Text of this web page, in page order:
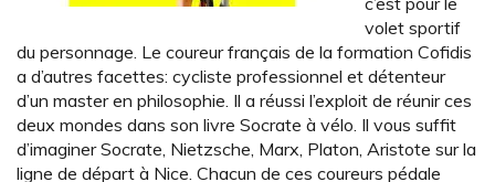
volet sportif
du personnage. Le coureur français de la formation Cofidis
a d’autres facettes: cycliste professionnel et détenteur
d’un master en philosophie. Il a réussi l’exploit de réunir ces
deux mondes dans son livre Socrate à vélo. Il vous suffit
d’imaginer Socrate, Nietzsche, Marx, Platon, Aristote sur la
ligne de départ à Nice. Chacun de ces coureurs pédale